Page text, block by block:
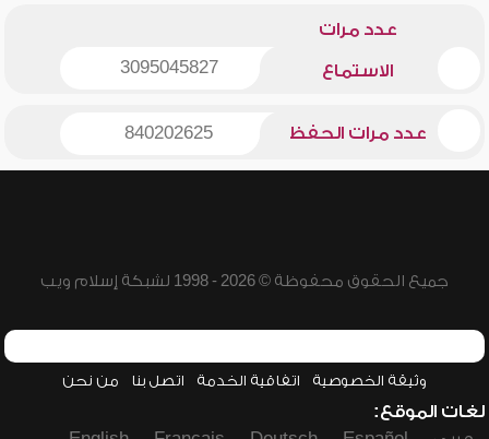
عدد مرات
الاستماع 3095045827
عدد مرات الحفظ 840202625
جميع الحقوق محفوظة © 2026 - 1998 لشبكة إسلام ويب
وثيقة الخصوصية اتفاقية الخدمة اتصل بنا من نحن
لغات الموقع: